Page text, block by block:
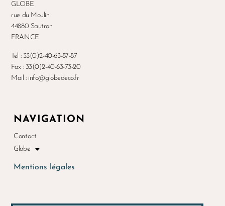
GLOBE
rue du Moulin
44880 Sautron
FRANCE
Tel : 33(0)2-40-63-87-87
Fax : 33(0)2-40-63-73-20
Mail : info@globedeco.fr
NAVIGATION
Contact
Globe
Mentions légales